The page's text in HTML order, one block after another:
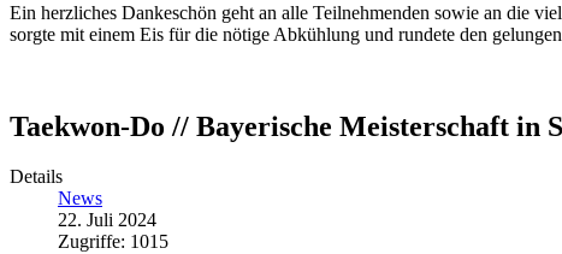
Ein herzliches Dankeschön geht an alle Teilnehmenden sowie an die
sorgte mit einem Eis für die nötige Abkühlung und rundete den
Taekwon-Do // Bayerische Meisterschaft in
Details
News
22. Juli 2024
Zugriffe: 1015